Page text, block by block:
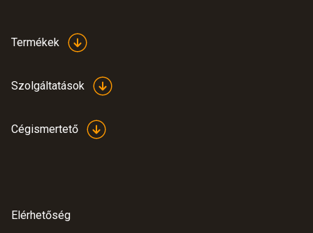
Termékek
Szolgáltatások
Cégismertető
Elérhetőség